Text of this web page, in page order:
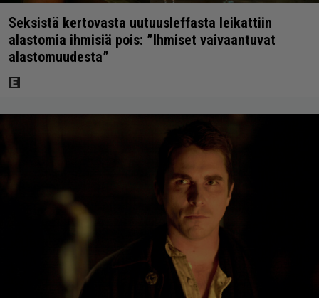
Seksistä kertovasta uutuusleffasta leikattiin
alastomia ihmisiä pois: ”Ihmiset vaivaantuvat
alastomuudesta”